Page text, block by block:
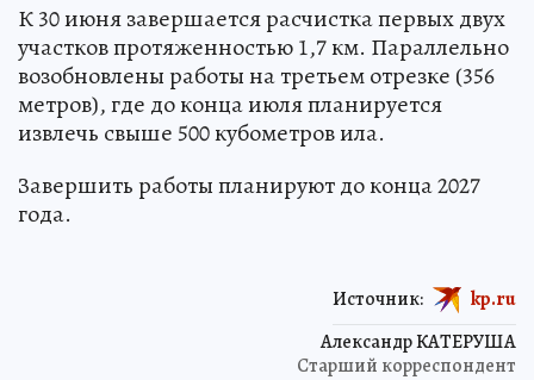
К 30 июня завершается расчистка первых двух
участков протяженностью 1,7 км. Параллельно
возобновлены работы на третьем отрезке (356
метров), где до конца июля планируется
извлечь свыше 500 кубометров ила.
Завершить работы планируют до конца 2027
года.
Александр КАТЕРУША
Старший корреспондент
Источник: kp.ru